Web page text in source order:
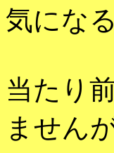
気にな
当たり
ません